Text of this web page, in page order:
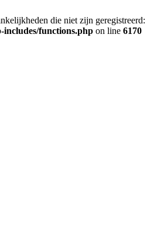
die niet zijn
includes/functions.php on line 6170